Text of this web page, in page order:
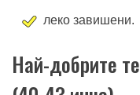
Най-добрите